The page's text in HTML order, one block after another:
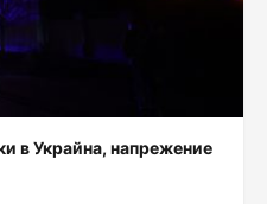
в Украйна, напрежение